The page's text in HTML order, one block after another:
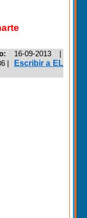
16-09-2013 |
|
Escribir a EL